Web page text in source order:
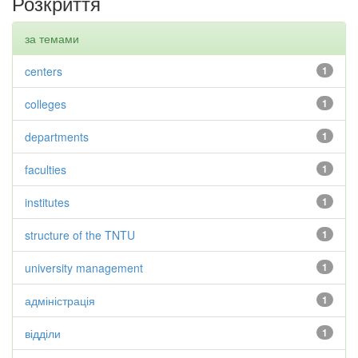
за темами
1
centers
1
colleges
1
departments
1
faculties
1
institutes
1
structure of the TNTU
1
university management
1
адміністрація
1
відділи